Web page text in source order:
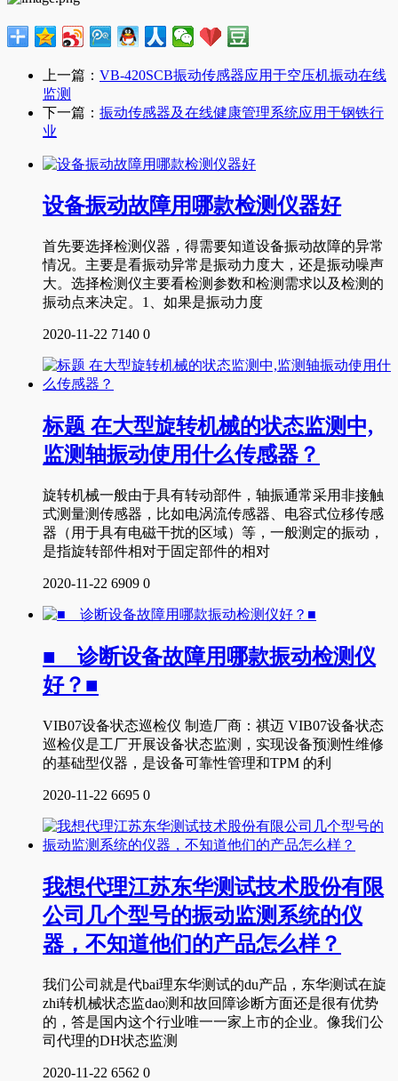
上一篇： VB-420SCB振动传感器应用于空压机振动在线
监测
下一篇： 振动传感器及在线健康管理系统应用于钢铁行
业
设备振动故障用哪款检测仪器好
首先要选择检测仪器，得需要知道设备振动故障的异常
情况。主要是看振动异常是振动力度大，还是振动噪声
大。选择检测仪主要看检测参数和检测需求以及检测的
振动点来决定。1、如果是振动力度
2020-11-22 7140 0
标题 在大型旋转机械的状态监测中,
监测轴振动使用什么传感器？
旋转机械一般由于具有转动部件，轴振通常采用非接触
式测量测传感器，比如电涡流传感器、电容式位移传感
器（用于具有电磁干扰的区域）等，一般测定的振动，
是指旋转部件相对于固定部件的相对
2020-11-22 6909 0
■ 诊断设备故障用哪款振动检测仪
好？■
VIB07设备状态巡检仪 制造厂商：祺迈 VIB07设备状态
巡检仪是工厂开展设备状态监测，实现设备预测性维修
的基础型仪器，是设备可靠性管理和TPM 的利
2020-11-22 6695 0
我想代理江苏东华测试技术股份有限
公司几个型号的振动监测系统的仪
器，不知道他们的产品怎么样？
我们公司就是代bai理东华测试的du产品，东华测试在旋
zhi转机械状态监dao测和故回障诊断方面还是很有优势
的，答是国内这个行业唯一一家上市的企业。像我们公
司代理的DH状态监测
2020-11-22 6562 0